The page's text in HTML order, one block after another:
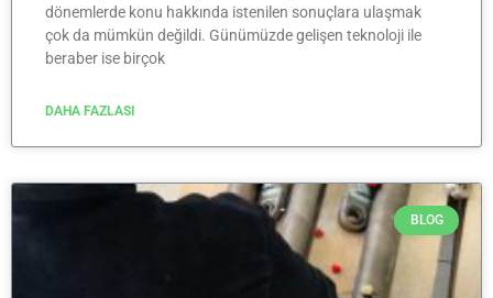
dönemlerde konu hakkında istenilen sonuçlara ulaşmak
çok da mümkün değildi. Günümüzde gelişen teknoloji ile
beraber ise birçok
DAHA FAZLASI
BLOG